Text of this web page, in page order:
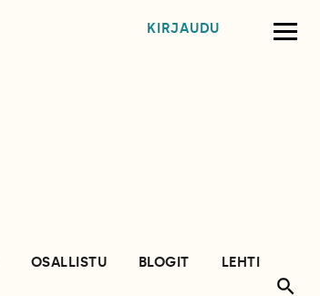
KIRJAUDU
OSALLISTU BLOGIT
LEHTI